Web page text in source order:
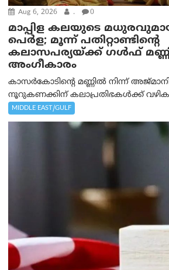
Aug 6, 2026 . 0
മാപ്പിള കലയുടെ
പെർള; മൂന്ന് പതിറ്റാണ്ടിന്റെ
കലാസപര്യയ്ക്ക് ഗൾഫ്
അംഗീകാരം
കാസർകോടിന്റെ മണ്ണിൽ നിന്ന്
നൂറുകണക്കിന് കലാപ്രതിഭകൾക്ക്
MIDDLE EAST/GULF